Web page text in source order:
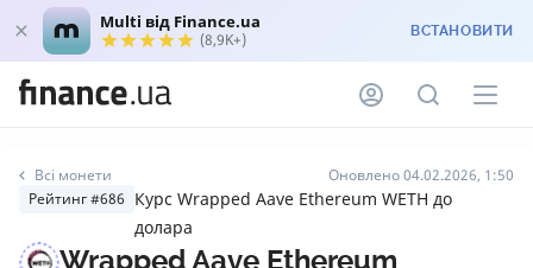
Multi від Finance.ua
(8,9K+) ВСТАНОВИТИ
Всі монети
Оновлено 04.02.2026, 1:50
Рейтинг #686 Курс Wrapped Aave Ethereum WETH до
долара
Wrapped Aave Ethereum